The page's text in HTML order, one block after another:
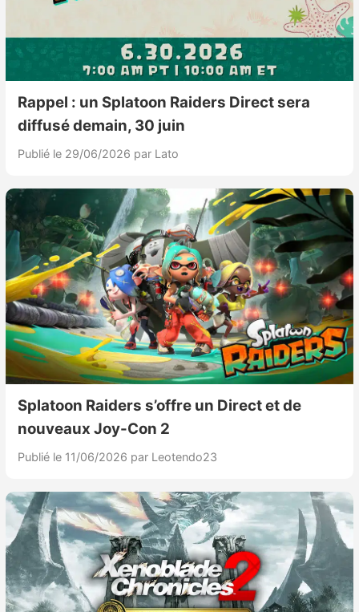
Rappel : un Splatoon Raiders Direct sera
diffusé demain, 30 juin
Publié le 29/06/2026 par Lato
Splatoon Raiders s’offre un Direct et de
nouveaux Joy-Con 2
Publié le 11/06/2026 par Leotendo23